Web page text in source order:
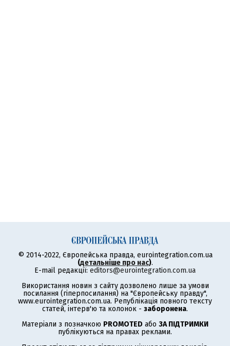
© 2014-2022, Європейська правда, eurointegration.com.ua
(детальніше про нас).
E-mail редакції: editors@eurointegration.com.ua
Використання новин з сайту дозволено лише за умови
посилання (гіперпосилання) на "Європейську правду",
www.eurointegration.com.ua. Републікація повного тексту
статей, інтерв'ю та колонок - заборонена.
Матеріали з позначкою PROMOTED або ЗА ПІДТРИМКИ
публікуються на правах реклами.